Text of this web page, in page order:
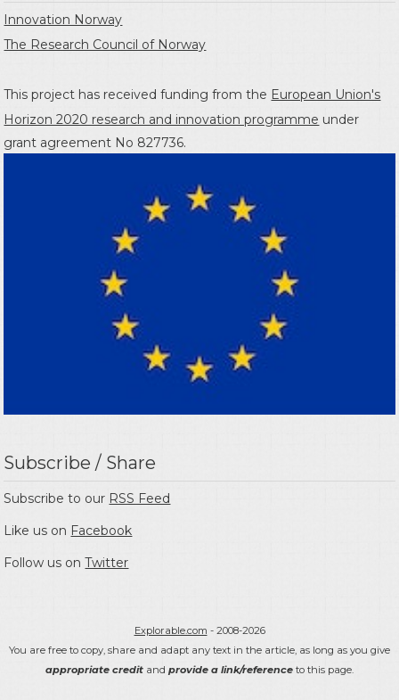
Innovation Norway
The Research Council of Norway
This project has received funding from the European Union's
Horizon 2020 research and innovation programme under
grant agreement No 827736.
Subscribe / Share
Subscribe to our RSS Feed
Like us on Facebook
Follow us onTwitter
Explorable.com - 2008-2026
You are free to copy, share and adapt any text in the article, as long as you give
appropriate credit and provide a link/reference to this page.